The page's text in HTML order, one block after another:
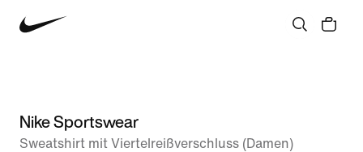
Nike Sportswear
Sweatshirt mit Viertelreißverschluss (Damen)